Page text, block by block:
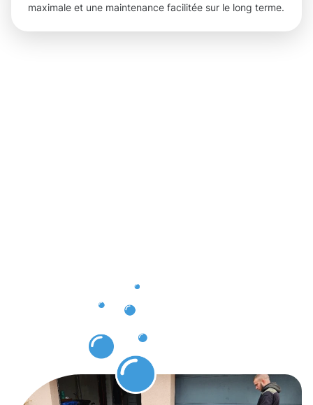
maximale et une maintenance facilitée sur le long terme.